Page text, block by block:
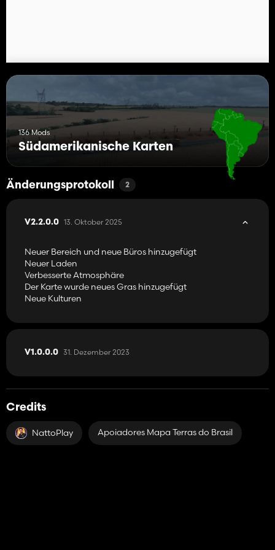
136 Mods
Südamerikanische Karten
Änderungsprotokoll 2
V2.2.0.0 13. Oktober 2025
Neuer Bereich und neue Büros hinzugefügt
Neuer Laden
Verbesserte Atmosphäre
Der Karte wurde neues Gras hinzugefügt
Neue Kulturen
V1.0.0.0 31. Dezember 2023
Credits
NattoPlay Apoiadores Mapa Terras do Brasil